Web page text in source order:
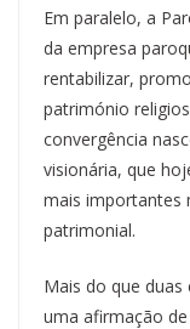
Em paralelo, a
da empresa
rentabilizar,
património
convergência
visionária, que
mais importantes
patrimonial.
Mais do que duas
uma afirmação